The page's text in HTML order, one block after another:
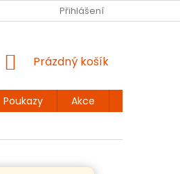
KONTAKT DOPRAVA A PLATBA
Přihlášení
NÁKUPNÍ
Prázdný košík
Poukazy Akce